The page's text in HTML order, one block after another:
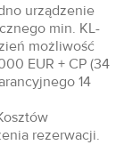
urządzenie
min. KL-
możliwość
EUR + CP (34
14
rezerwacji.